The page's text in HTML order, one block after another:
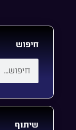
חיפוש
שיתוף